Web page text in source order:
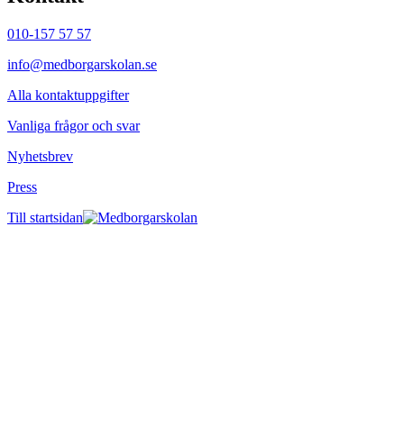
010-157 57 57
info@medborgarskolan.se
Alla kontaktuppgifter
Vanliga frågor och svar
Nyhetsbrev
Press
Till startsidan